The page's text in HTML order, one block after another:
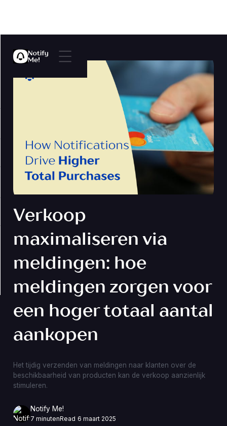
Verkoop
maximaliseren via
meldingen: hoe
meldingen zorgen voor
een hoger totaal aantal
aankopen
Het tijdig verzenden van meldingen naar klanten over de
beschikbaarheid van producten kan de verkoop aanzienlijk
stimuleren.
Notify Me!
7 minutenRead 6 maart 2025